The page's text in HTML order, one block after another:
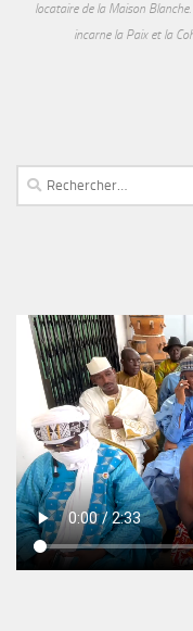
locataire de la Maison
incarne la Paix et la
Rechercher :